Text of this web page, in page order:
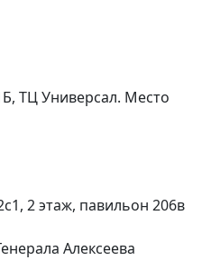
ТЦ Универсал. Место
2 этаж, павильон 206в
Алексеева